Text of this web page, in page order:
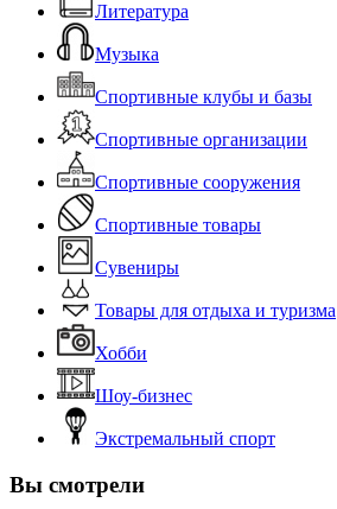
Литература
Музыка
Спортивные клубы и базы
Спортивные организации
Спортивные сооружения
Спортивные товары
Сувениры
Товары для отдыха и туризма
Хобби
Шоу-бизнес
Экстремальный спорт
Вы смотрели